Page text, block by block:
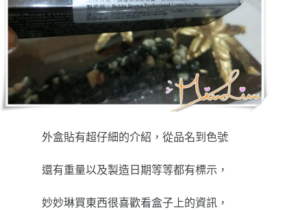
外盒貼有超仔細的介紹，從品名到色號
還有重量以及製造日期等等都有標示，
妙妙琳買東西很喜歡看盒子上的資訊，